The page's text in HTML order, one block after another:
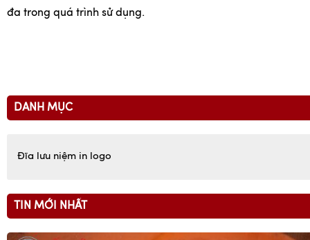
đa trong quá trình sử dụng.
DANH MỤC
Đĩa lưu niệm in logo
TIN MỚI NHẤT